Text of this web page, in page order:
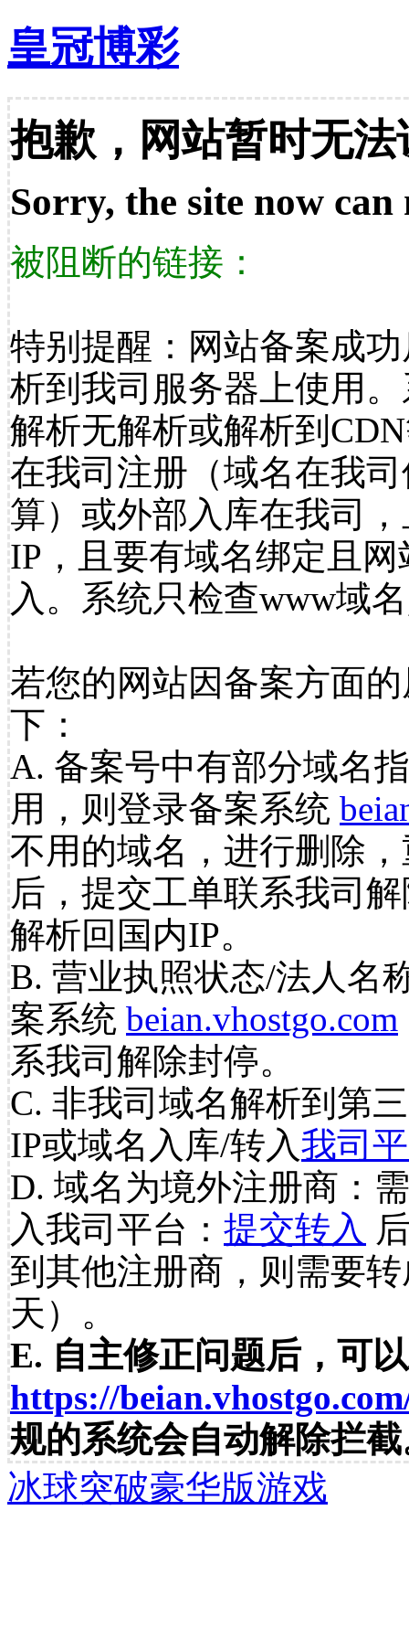
皇冠博彩
抱歉，网站暂时无法
Sorry, the site now can
被阻断的链接：
特别提醒：网站备案成
析到我司服务器上使用
解析无解析或解析到
在我司注册（域名在我
算）或外部入库在我司
IP，且要有域名绑定且
入。系统只检查www域
若您的网站因备案方面
下：
A. 备案号中有部分域名
用，则登录备案系统
不用的域名，进行删除
后，提交工单联系我司
解析回国内IP。
B. 营业执照状态/法人名
案系统 beian.vhostgo.com
系我司解除封停。
C. 非我司域名解析到第
IP或域名入库/转入我司
D. 域名为境外注册商：
入我司平台： 提交转入
到其他注册商，则需要
天）。
E. 自主修正问题后，可
https://
规的系统会自动解除拦
冰球突破豪华版游戏